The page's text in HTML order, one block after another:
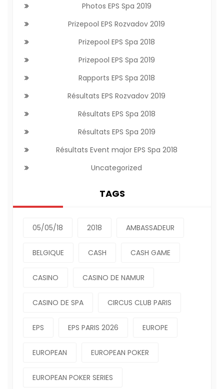
Photos EPS Spa 2019
Prizepool EPS Rozvadov 2019
Prizepool EPS Spa 2018
Prizepool EPS Spa 2019
Rapports EPS Spa 2018
Résultats EPS Rozvadov 2019
Résultats EPS Spa 2018
Résultats EPS Spa 2019
Résultats Event major EPS Spa 2018
Uncategorized
TAGS
05/05/18 2018 AMBASSADEUR
BELGIQUE CASH CASH GAME
CASINO CASINO DE NAMUR
CASINO DE SPA CIRCUS CLUB PARIS
EPS EPS PARIS 2026 EUROPE
EUROPEAN EUROPEAN POKER
EUROPEAN POKER SERIES